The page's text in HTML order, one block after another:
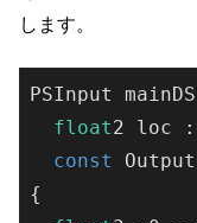
します。
PSInput
float2 loc :
const
{